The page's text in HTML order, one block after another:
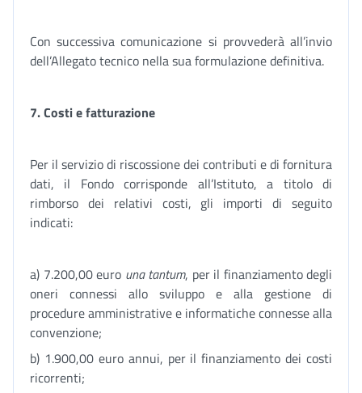
Con successiva comunicazione si provvederà all’invio
dell’Allegato tecnico nella sua formulazione definitiva.
7.Costi e fatturazione
Per il servizio di riscossione dei contributi e di fornitura
dati, il Fondo corrisponde all’Istituto, a titolo di
rimborso dei relativi costi, gli importi di seguito
indicati:
a) 7.200,00 euro una tantum, per il finanziamento degli
oneri connessi allo sviluppo e alla gestione di
procedure amministrative e informatiche connesse alla
convenzione;
b) 1.900,00 euro annui, per il finanziamento dei costi
ricorrenti;